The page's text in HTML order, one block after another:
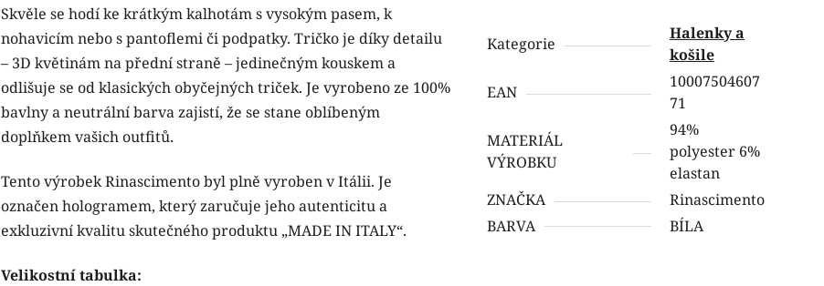
Skvěle se hodí ke krátkým kalhotám s vysokým pasem, k
nohavicím nebo s pantoflemi či podpatky. Tričko je díky detailu
– 3D květinám na přední straně – jedinečným kouskem a
odlišuje se od klasických obyčejných triček. Je vyrobeno ze 100%
bavlny a neutrální barva zajistí, že se stane oblíbeným
doplňkem vašich outfitů.
Tento výrobek Rinascimento byl plně vyroben v Itálii. Je
označen hologramem, který zaručuje jeho autenticitu a
exkluzivní kvalitu skutečného produktu „MADE IN ITALY“.
Velikostní tabulka:
Kategorie
Halenky a
košile
EAN
10007504607
71
MATERIÁL
VÝROBKU
94%
polyester 6%
elastan
ZNAČKA
Rinascimento
BARVA
BÍLA